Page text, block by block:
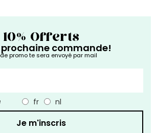
10% Offertscommande!
promo te sera envoyé par mail
fr nl
Je m'inscris